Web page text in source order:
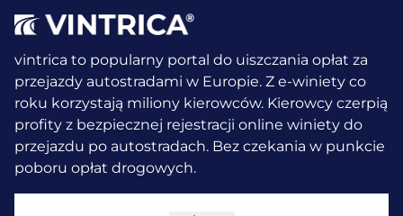
vintrica to popularny portal do uiszczania opłat za
przejazdy autostradami w Europie. Z e-winiety co
roku korzystają miliony kierowców. Kierowcy czerpią
profity z bezpiecznej rejestracji online winiety do
przejazdu po autostradach. Bez czekania w punkcie
poboru opłat drogowych.